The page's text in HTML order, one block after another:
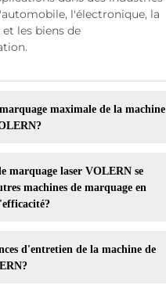
l'électronique, la
les biens de
maximale de la machine
marquage laser VOLERN se
machines de marquage en
d'entretien de la machine de